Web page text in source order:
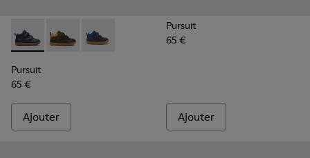
Pursuit - K900236-001 - Blue
Pursuit - K900236-011
Pursuit - K900236-006
Pursuit
65 €
Ajouter
Pursuit
65 €
Ajouter